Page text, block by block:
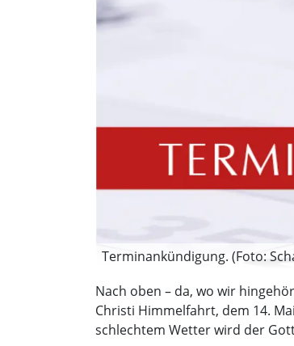
Terminankündigung. (Foto:
Nach oben – da, wo wir
Christi Himmelfahrt, dem 14.
schlechtem Wetter wird der